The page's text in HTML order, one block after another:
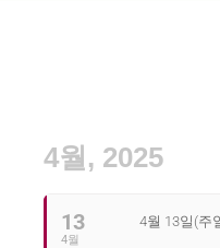
4월, 2025
13
4월
4월 13일(주